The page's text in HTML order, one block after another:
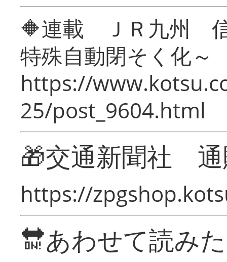
🔶連載 ＪＲ九州 信
特殊自動閉そく化～
https://
25/post_9604.html
🎁交通新聞社
https://
🔛あわせて読み